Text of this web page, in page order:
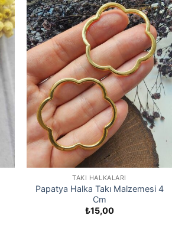
TAKI HALKALARI
Papatya Halka Takı Malzemesi 4
Cm
₺15,00